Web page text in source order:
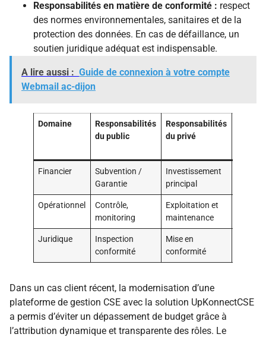
Responsabilités en matière de conformité : respect
des normes environnementales, sanitaires et de la
protection des données. En cas de défaillance, un
soutien juridique adéquat est indispensable.
A lire aussi : Guide de connexion à votre compte
Webmail ac-dijon
Domaine
Responsabilités
du public
Responsabilités
du privé
Financier
Subvention /
Garantie
Investissement
principal
Opérationnel
Contrôle,
monitoring
Exploitation et
maintenance
Juridique
Inspection
conformité
Mise en
conformité
Dans un cas client récent, la modernisation d’une
plateforme de gestion CSE avec la solution UpKonnectCSE
a permis d’éviter un dépassement de budget grâce à
l’attribution dynamique et transparente des rôles. Le